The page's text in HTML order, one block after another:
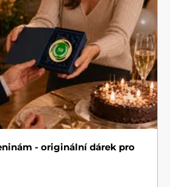
- originální dárek pro